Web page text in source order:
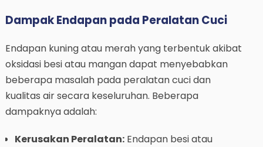
Dampak Endapan pada Peralatan Cuci
Endapan kuning atau merah yang terbentuk akibat
oksidasi besi atau mangan dapat menyebabkan
beberapa masalah pada peralatan cuci dan
kualitas air secara keseluruhan. Beberapa
dampaknya adalah:
Kerusakan Peralatan:Endapan besi atau